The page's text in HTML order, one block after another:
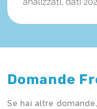
Domande
Se hai altre